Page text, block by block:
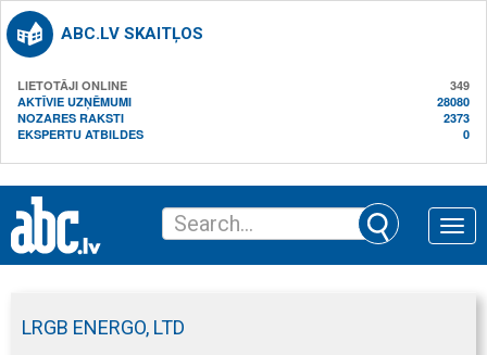
ABC.LV SKAITĻOS
LIETOTĀJI ONLINE
349
AKTĪVIE UZŅĒMUMI
28080
NOZARES RAKSTI
2373
EKSPERTU ATBILDES
0
Toggle
LRGB ENERGO, LTD